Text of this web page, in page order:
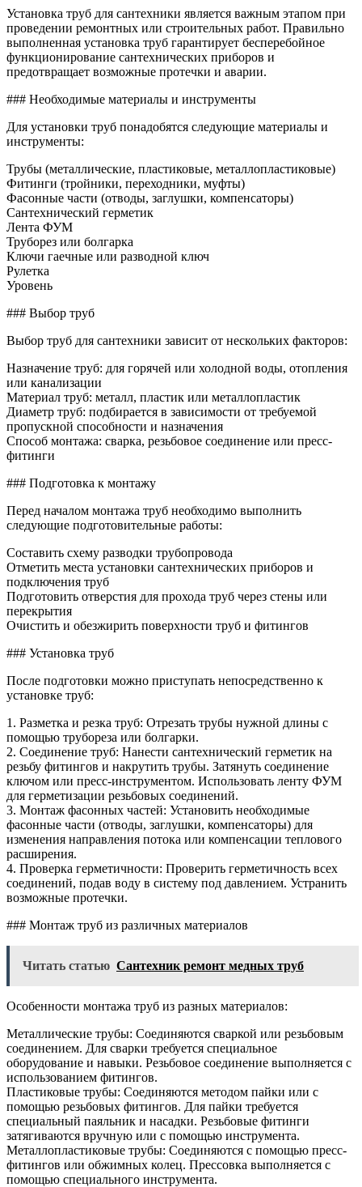
Установка труб для сантехники является важным этапом при
проведении ремонтных или строительных работ. Правильно
выполненная установка труб гарантирует бесперебойное
функционирование сантехнических приборов и
предотвращает возможные протечки и аварии.
### Необходимые материалы и инструменты
Для установки труб понадобятся следующие материалы и
инструменты:
Трубы (металлические, пластиковые, металлопластиковые)
Фитинги (тройники, переходники, муфты)
Фасонные части (отводы, заглушки, компенсаторы)
Сантехнический герметик
Лента ФУМ
Труборез или болгарка
Ключи гаечные или разводной ключ
Рулетка
Уровень
### Выбор труб
Выбор труб для сантехники зависит от нескольких факторов:
Назначение труб: для горячей или холодной воды, отопления
или канализации
Материал труб: металл, пластик или металлопластик
Диаметр труб: подбирается в зависимости от требуемой
пропускной способности и назначения
Способ монтажа: сварка, резьбовое соединение или пресс-
фитинги
### Подготовка к монтажу
Перед началом монтажа труб необходимо выполнить
следующие подготовительные работы:
Составить схему разводки трубопровода
Отметить места установки сантехнических приборов и
подключения труб
Подготовить отверстия для прохода труб через стены или
перекрытия
Очистить и обезжирить поверхности труб и фитингов
### Установка труб
После подготовки можно приступать непосредственно к
установке труб:
1. Разметка и резка труб: Отрезать трубы нужной длины с
помощью трубореза или болгарки.
2. Соединение труб: Нанести сантехнический герметик на
резьбу фитингов и накрутить трубы. Затянуть соединение
ключом или пресс-инструментом. Использовать ленту ФУМ
для герметизации резьбовых соединений.
3. Монтаж фасонных частей: Установить необходимые
фасонные части (отводы, заглушки, компенсаторы) для
изменения направления потока или компенсации теплового
расширения.
4. Проверка герметичности: Проверить герметичность всех
соединений, подав воду в систему под давлением. Устранить
возможные протечки.
### Монтаж труб из различных материалов
Читать статью Сантехник ремонт медных труб
Особенности монтажа труб из разных материалов:
Металлические трубы: Соединяются сваркой или резьбовым
соединением. Для сварки требуется специальное
оборудование и навыки. Резьбовое соединение выполняется с
использованием фитингов.
Пластиковые трубы: Соединяются методом пайки или с
помощью резьбовых фитингов. Для пайки требуется
специальный паяльник и насадки. Резьбовые фитинги
затягиваются вручную или с помощью инструмента.
Металлопластиковые трубы: Соединяются с помощью пресс-
фитингов или обжимных колец. Прессовка выполняется с
помощью специального инструмента.